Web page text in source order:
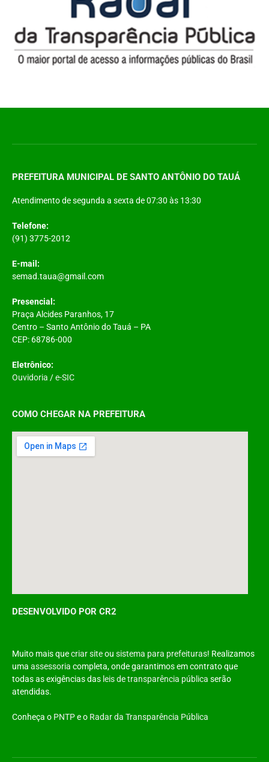
PREFEITURA MUNICIPAL DE SANTO ANTÔNIO DO TAUÁ
Atendimento de segunda a sexta de 07:30 às 13:30
Telefone:
(91) 3775-2012
E-mail:
semad.taua@gmail.com
Presencial:
Praça Alcides Paranhos, 17
Centro – Santo Antônio do Tauá – PA
CEP: 68786-000
Eletrônico:
Ouvidoria /e-SIC
COMO CHEGAR NA PREFEITURA
DESENVOLVIDO POR CR2
Muito mais quecriar siteou sistema para prefeituras! Realizamos
uma assessoria completa, onde garantimos em contrato que
todas as exigências das leis de transparência pública serão
atendidas.
Conheça o PNTPe o Radar da Transparência Pública